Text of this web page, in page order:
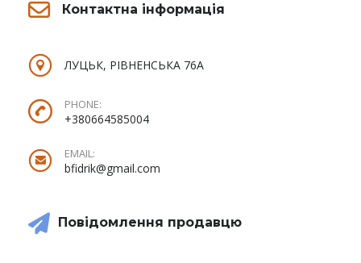
Контактна інформація
ЛУЦЬК, РІВНЕНСЬКА 76А
PHONE:
+380664585004
EMAIL:
bfidrik@gmail.com
Повідомлення продавцю